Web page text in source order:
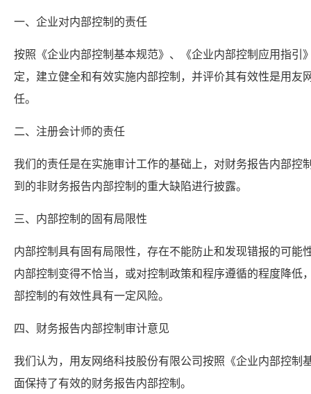
一、企业对内部控制的责任
按照《企业内部控制基本规范》、《企业内部控制应用指引
定，建立健全和有效实施内部控制，并评价其有效性是用友
任。
二、注册会计师的责任
我们的责任是在实施审计工作的基础上，对财务报告内部控
到的非财务报告内部控制的重大缺陷进行披露。
三、内部控制的固有局限性
内部控制具有固有局限性，存在不能防止和发现错报的可能
内部控制变得不恰当，或对控制政策和程序遵循的程度降低
部控制的有效性具有一定风险。
四、财务报告内部控制审计意见
我们认为，用友网络科技股份有限公司按照《企业内部控制
面保持了有效的财务报告内部控制。